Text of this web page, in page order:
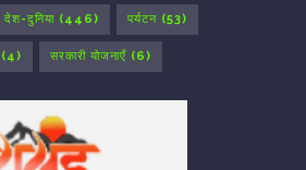
देश-दुनिया (446) पर्यटन (53)
(4) सरकारी योजनाएँ (6)